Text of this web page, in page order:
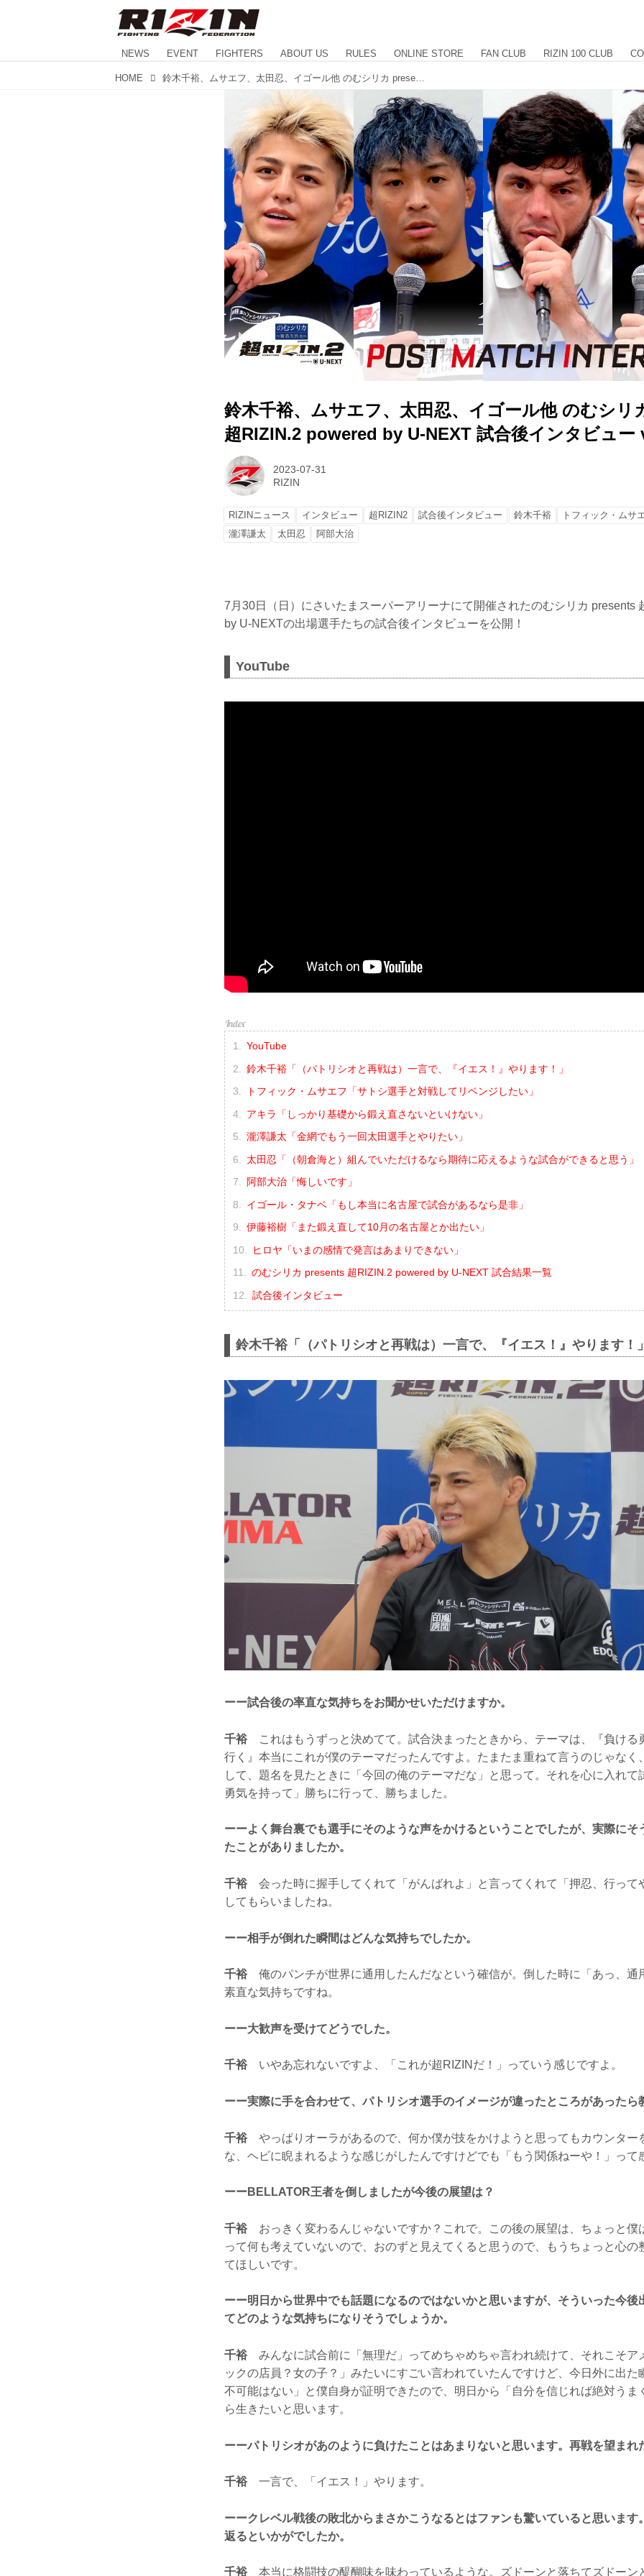
NEWS EVENT FIGHTERS ABOUT US RULES ONLINE STORE FAN CLUB RIZIN 100 CLUB
HOME
鈴木千裕、ムサエフ、太田忍、イゴール他 のむシリ
超RIZIN.2 powered by U-NEXT 試合後インタビュー
2023-07-31
RIZIN
RIZINニュース インタビュー 超RIZIN2 試合後インタビュー 鈴木千裕
トフィック・ムサ
瀧澤謙太
太田忍 阿部大治
7月30日（日）にさいたまスーパーアリーナにて開催されたのむシリカ presents
by U-NEXTの出場選手たちの試合後インタビューを公開！
YouTube
YouTube
鈴木千裕「（パトリシオと再戦は）一言で、『イエス！』やります！」
トフィック・ムサエフ「サトシ選手と対戦してリベンジしたい」
アキラ「しっかり基礎から鍛え直さないといけない」
瀧澤謙太「金網でもう一回太田選手とやりたい」
太田忍「（朝倉海と）組んでいただけるなら期待に応えるような試合ができると思う」
阿部大治「悔しいです」
イゴール・タナベ「もし本当に名古屋で試合があるなら是非」
伊藤裕樹「また鍛え直して10月の名古屋とか出たい」
ヒロヤ「いまの感情で発言はあまりできない」
のむシリカ presents 超RIZIN.2 powered by U-NEXT 試合結果一覧
試合後インタビュー
鈴木千裕「（パトリシオと再戦は）一言で、『イエス！』やります！
ーー試合後の率直な気持ちをお聞かせいただけますか。
千裕 これはもうずっと決めてて。試合決まったときから、テーマは、『負ける
行く』本当にこれが僕のテーマだったんですよ。たまたま重ねて言うのじゃなく
して、題名を見たときに「今回の俺のテーマだな」と思って。それを心に入れて
勇気を持って」勝ちに行って、勝ちました。
ーーよく舞台裏でも選手にそのような声をかけるということでしたが、実際にそ
たことがありましたか。
千裕 会った時に握手してくれて「がんばれよ」と言ってくれて「押忍、行って
してもらいましたね。
ーー相手が倒れた瞬間はどんな気持ちでしたか。
千裕 俺のパンチが世界に通用したんだなという確信が。倒した時に「あっ、通
素直な気持ちですね。
ーー大歓声を受けてどうでした。
千裕 いやあ忘れないですよ、「これが超RIZINだ！」っていう感じですよ。
ーー実際に手を合わせて、パトリシオ選手のイメージが違ったところがあったら
千裕 やっぱりオーラがあるので、何か僕が技をかけようと思ってもカウンター
な、ヘビに睨まれるような感じがしたんですけどでも「もう関係ねーや！」って
ーーBELLATOR王者を倒しましたが今後の展望は？
千裕 おっきく変わるんじゃないですか？これで。この後の展望は、ちょっと僕
って何も考えていないので、おのずと見えてくると思うので、もうちょっと心の
てほしいです。
ーー明日から世界中でも話題になるのではないかと思いますが、そういった今後
てどのような気持ちになりそうでしょうか。
千裕 みんなに試合前に「無理だ」ってめちゃめちゃ言われ続けて、それこそア
ックの店員？女の子？」みたいにすごい言われていたんですけど、今日外に出た
不可能はない」と僕自身が証明できたので、明日から「自分を信じれば絶対うま
ら生きたいと思います。
ーーパトリシオがあのように負けたことはあまりないと思います。再戦を望まれ
千裕 一言で、「イエス！」やります。
ーークレベル戦後の敗北からまさかこうなるとはファンも驚いていると思います
返るといかがでしたか。
千裕 本当に格闘技の醍醐味を味わっているような。ズドーンと落ちてズドーン